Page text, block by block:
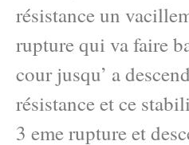
résistance un
rupture qui va faire
cour jusqu’ a
résistance et ce
3 eme rupture et